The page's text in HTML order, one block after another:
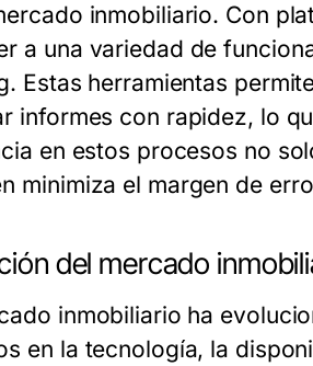
inmobiliario. Con
a una variedad de
Estas herramientas
informes con rapidez, lo
en estos procesos no
minimiza el margen de
del mercado
inmobiliario ha
en la tecnología, la